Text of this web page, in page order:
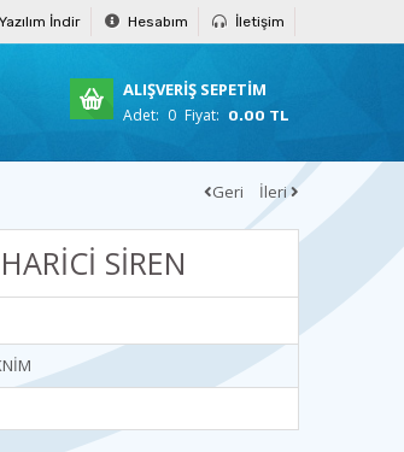
Yazılım İndir Hesabım İletişim
ALIŞVERİŞ SEPETİM
Adet: 0 Fiyat: 0.00 TL
Geri İleri
SİREN